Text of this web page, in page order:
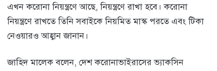
এখন করোনা নিয়ন্ত্রণে আছে, নিয়ন্ত্রণে রাখা হবে। করোনা
নিয়ন্ত্রণে রাখতে তিনি সবাইকে নিয়মিত মাস্ক পরতে এবং টিকা
নেওয়ারও আহ্বান জানান।
জাহিদ মালেক বলেন, দেশ করোনাভাইরাসের ভ্যাকসিন